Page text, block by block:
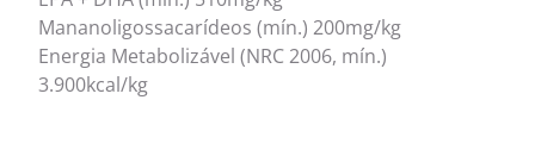
Mananoligossacarídeos (mín.) 200mg/kg
Energia Metabolizável (NRC 2006, mín.)
3.900kcal/kg